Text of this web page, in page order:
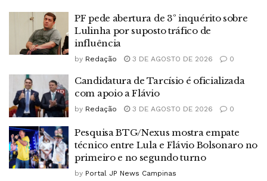
PF pede abertura de 3º inquérito sobre
Lulinha por suposto tráfico de
influência
by Redação 3 DE AGOSTO DE 2026 0
Candidatura de Tarcísio é oficializada
com apoio a Flávio
by Redação 3 DE AGOSTO DE 2026 0
Pesquisa BTG/Nexus mostra empate
técnico entre Lula e Flávio Bolsonaro no
primeiro e no segundo turno
by Portal JP News Campinas